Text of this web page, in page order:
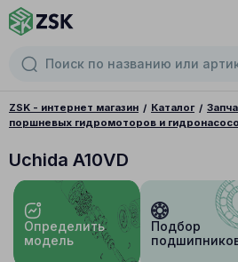
ZSK - интернет магазин Каталог
поршневых гидромоторов и
Uchida A10VD
Определить
модель
Подбор